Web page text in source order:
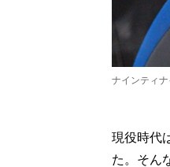
ナインティ
現役時代
た。そん